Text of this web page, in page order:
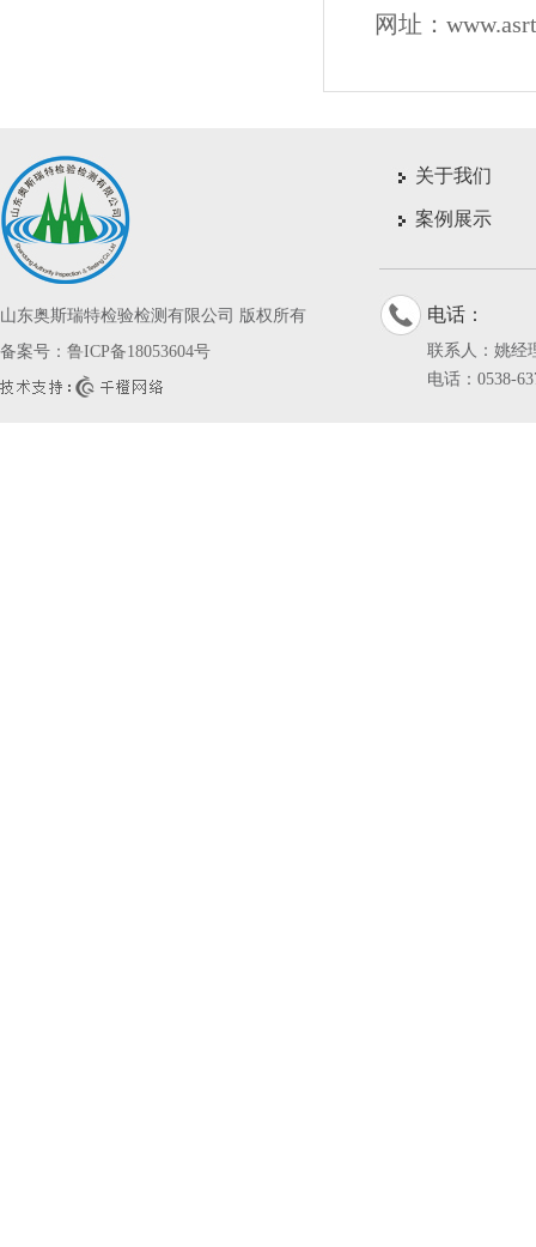
网址：
山东奥斯瑞特检验检测有限公司 版权所有
备案号： 鲁ICP备18053604号
关于我们
案例展示
电话：
联系人：姚经
电话：0538-